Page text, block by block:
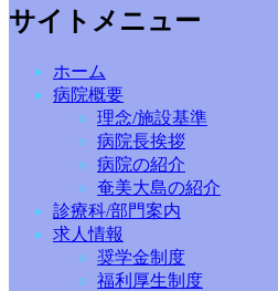
サイトメニュー
ホーム
病院概要
理念/施設基準
病院長挨拶
病院の紹介
奄美大島の紹介
診療科/部門案内
求人情報
奨学金制度
福利厚生制度